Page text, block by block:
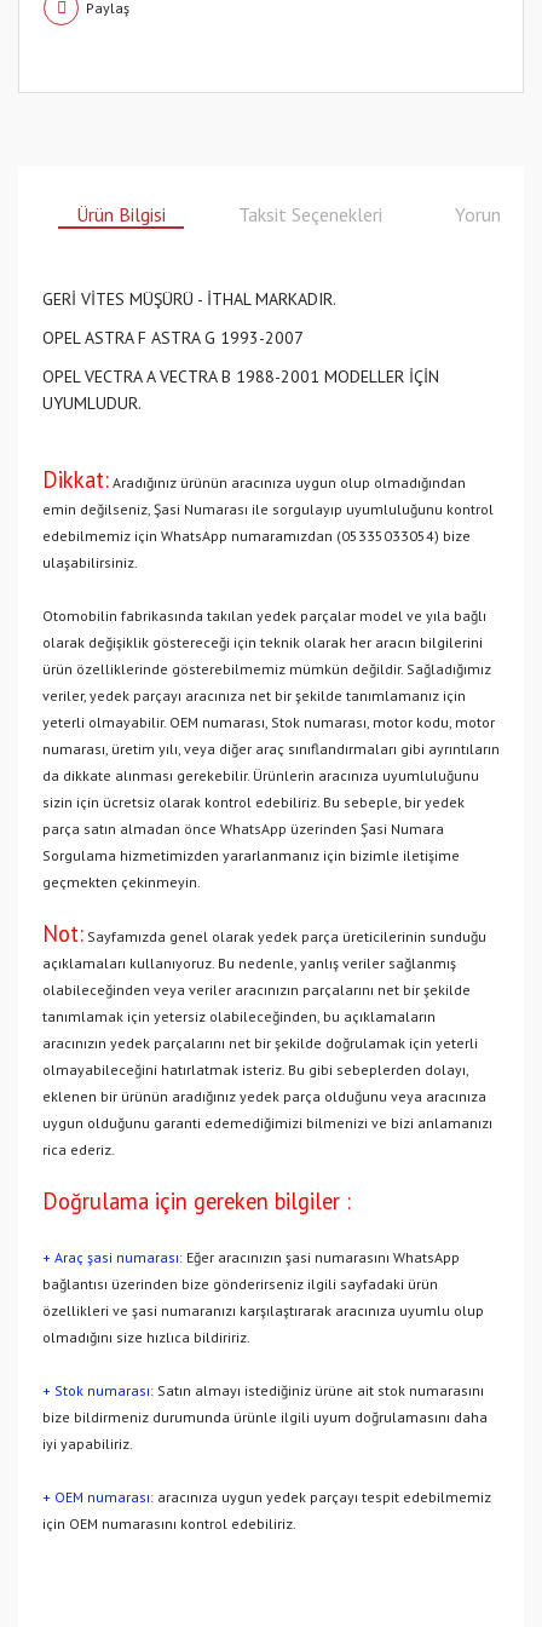
Paylaş
Ürün Bilgisi Taksit Seçenekleri Yorumlar
GERİ VİTES MÜŞÜRÜ - İTHAL MARKADIR.
OPEL ASTRA F ASTRA G 1993-2007
OPEL VECTRA A VECTRA B 1988-2001 MODELLER İÇİN
UYUMLUDUR.
Dikkat: Aradığınız ürünün aracınıza uygun olup olmadığından
emin değilseniz, Şasi Numarası ile sorgulayıp uyumluluğunu kontrol
edebilmemiz için WhatsApp numaramızdan (05335033054) bize
ulaşabilirsiniz.
Otomobilin fabrikasında takılan yedek parçalar model ve yıla bağlı
olarak değişiklik göstereceği için teknik olarak her aracın bilgilerini
ürün özelliklerinde gösterebilmemiz mümkün değildir. Sağladığımız
veriler, yedek parçayı aracınıza net bir şekilde tanımlamanız için
yeterli olmayabilir. OEM numarası, Stok numarası, motor kodu, motor
numarası, üretim yılı, veya diğer araç sınıflandırmaları gibi ayrıntıların
da dikkate alınması gerekebilir. Ürünlerin aracınıza uyumluluğunu
sizin için ücretsiz olarak kontrol edebiliriz. Bu sebeple, bir yedek
parça satın almadan önce WhatsApp üzerinden Şasi Numara
Sorgulama hizmetimizden yararlanmanız için bizimle iletişime
geçmekten çekinmeyin.
Not: Sayfamızda genel olarak yedek parça üreticilerinin sunduğu
açıklamaları kullanıyoruz. Bu nedenle, yanlış veriler sağlanmış
olabileceğinden veya veriler aracınızın parçalarını net bir şekilde
tanımlamak için yetersiz olabileceğinden, bu açıklamaların
aracınızın yedek parçalarını net bir şekilde doğrulamak için yeterli
olmayabileceğini hatırlatmak isteriz. Bu gibi sebeplerden dolayı,
eklenen bir ürünün aradığınız yedek parça olduğunu veya aracınıza
uygun olduğunu garanti edemediğimizi bilmenizi ve bizi anlamanızı
rica ederiz.
Doğrulama için gereken bilgiler :
+ Araç şasi numarası: Eğer aracınızın şasi numarasını WhatsApp
bağlantısı üzerinden bize gönderirseniz ilgili sayfadaki ürün
özellikleri ve şasi numaranızı karşılaştırarak aracınıza uyumlu olup
olmadığını size hızlıca bildiririz.
+ Stok numarası: Satın almayı istediğiniz ürüne ait stok numarasını
bize bildirmeniz durumunda ürünle ilgili uyum doğrulamasını daha
iyi yapabiliriz.
+ OEM numarası: aracınıza uygun yedek parçayı tespit edebilmemiz
için OEM numarasını kontrol edebiliriz.